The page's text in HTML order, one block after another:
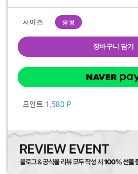
품
평
사이즈 중형
장바구니 담기
포인트 1,580 P